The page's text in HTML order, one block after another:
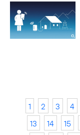
1 2 3 4
13
14 15